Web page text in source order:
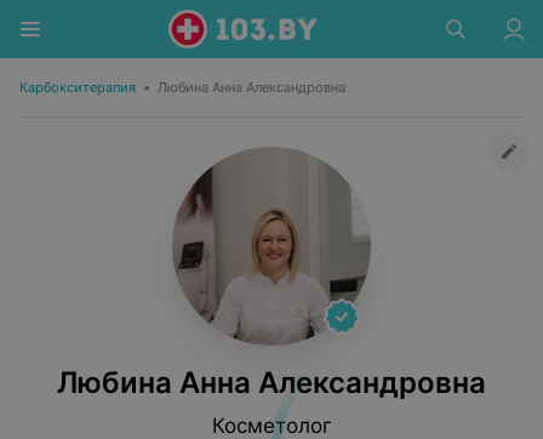
Карбокситерапия • Любина Анна Александровна
Любина Анна Александровна
Косметолог